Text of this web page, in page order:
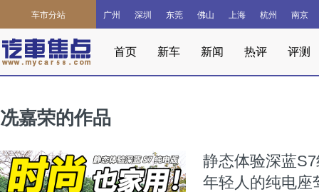
车市分站 广州 深圳 东莞 佛山 上海 杭州 南京
首页 新车 新闻 热评 评测
冼嘉荣的作品
静态体验深蓝
年轻人的纯电座